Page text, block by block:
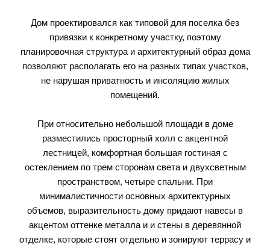
Дом проектировался как типовой для поселка без
привязки к конкретному участку, поэтому
планировочная структура и архитектурный образ дома
позволяют располагать его на разных типах участков,
не нарушая приватность и инсоляцию жилых
помещений.
При относительно небольшой площади в доме
разместились просторный холл с акцентной
лестницей, комфортная большая гостиная с
остеклением по трем сторонам света и двухсветным
пространством, четыре спальни. При
минималистичности основных архитектурных
объемов, выразительность дому придают навесы в
акцентом оттенке металла и и стены в деревянной
отделке, которые стоят отдельно и зонируют террасу и